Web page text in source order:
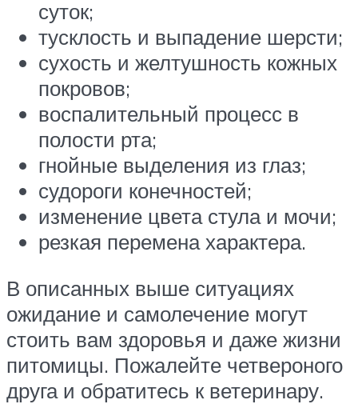
суток;
тусклость и выпадение шерсти;
сухость и желтушность кожных
покровов;
воспалительный процесс в
полости рта;
гнойные выделения из глаз;
судороги конечностей;
изменение цвета стула и мочи;
резкая перемена характера.
В описанных выше ситуациях
ожидание и самолечение могут
стоить вам здоровья и даже жизни
питомицы. Пожалейте четвероного
друга и обратитесь к ветеринару.